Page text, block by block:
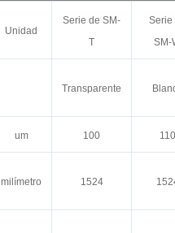
Unidad
Serie de SM-
T
Serie
SM-
Transparente
um 100 110
milímetro 1524